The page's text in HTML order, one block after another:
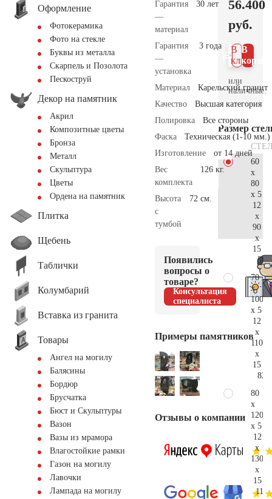
Оформление
Фотокерамика
Фото на стекле
Буквы из металла
Скарпель и Позолота
Пескоструй
Декор на памятник
Акрил
Композитные цветы
Бронза
Металл
Скульптура
Цветы
Ордена на памятник
Плитка
Щебень
Таблички
Колумбарий
Вставка из гранита
Товары
Ангел на могилу
Балясины
Бордюр
Брусчатка
Бюст и Скульптуры
Вазон
Вазы из мрамора
Влагостойкие рамки
Газон на могилу
Лавочки
Лампада на могилу
Гарантия
—
материал
30 лет
Гарантия
—
установка
3 года
Материал
Карельский гранит
Качество
Высшая категория
Полировка
Все стороны
Фаска
Техническая (1-10 мм.)
Изготовление
от 14 дней
Вес
комплекта
126 кг.
Высота
с
тумбой
72 см.
Появились
вопросы о
товаре?
Консультация
специалиста
Примеры памятников
Отзывы о компании
56.400
руб.
В
В 1
клик
или
наличные.
Размер
60
x
80
x 5
12
x
90
x
15
70
x
100
x 5
12
x
110
x
15
80
x
120
x 5
12
x
130
x
15